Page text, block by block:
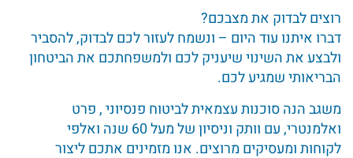
רוצים לבדוק את מצבכם?
דברו איתנו עוד היום – ונשמח לעזור לכם לבדוק, להסביר
ולבצע את השינוי שיעניק לכם ולמשפחתכם את הביטחון
הבריאותי שמגיע לכם.
משגב הנה סוכנות עצמאית לביטוח פנסיוני , פרט
ואלמנטרי, עם וותק וניסיון של מעל 60 שנה ואלפי
לקוחות ומעסיקים מרוצים. אנו מזמינים אתכם ליצור